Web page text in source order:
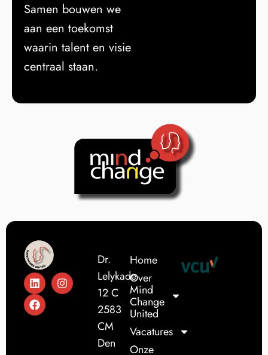
Samen bouwen we
aan een toekomst
waarin talent en visie
centraal staan.
Dr.
Lelykade
12 C
2583
CM
Den
Home
Over
Mind
Change
United
Vacatures
Onze